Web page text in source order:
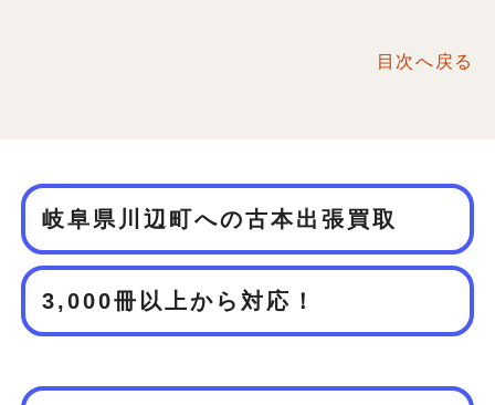
目次へ戻る
岐阜県川辺町への古本出張買取
3,000冊以上から対応！